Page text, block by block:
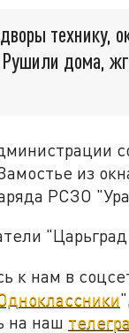
технику,
дома,
из
РСЗО
к нам в
на наш